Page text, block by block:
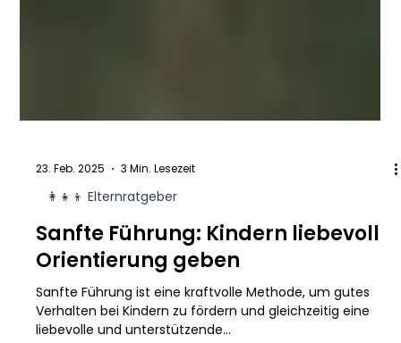
23. Feb. 2025 3 Min. Lesezeit
👩‍👧‍👦 Elternratgeber